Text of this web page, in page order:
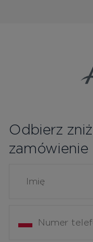
Odbierz
zamówienie